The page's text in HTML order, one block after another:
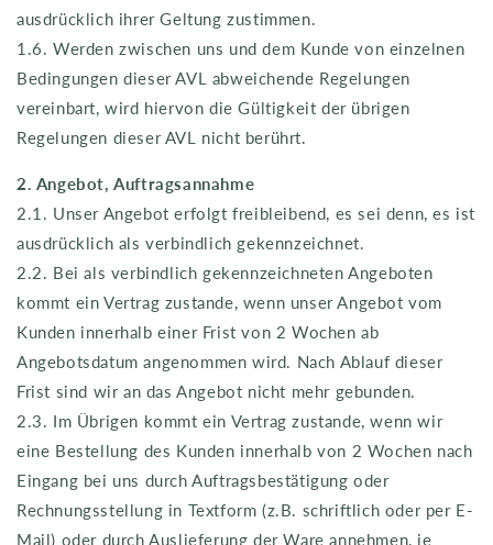
ausdrücklich ihrer Geltung zustimmen.
1.6. Werden zwischen uns und dem Kunde von einzelnen
Bedingungen dieser AVL abweichende Regelungen
vereinbart, wird hiervon die Gültigkeit der übrigen
Regelungen dieser AVL nicht berührt.
2. Angebot, Auftragsannahme
2.1. Unser Angebot erfolgt freibleibend, es sei denn, es ist
ausdrücklich als verbindlich gekennzeichnet.
2.2. Bei als verbindlich gekennzeichneten Angeboten
kommt ein Vertrag zustande, wenn unser Angebot vom
Kunden innerhalb einer Frist von 2 Wochen ab
Angebotsdatum angenommen wird. Nach Ablauf dieser
Frist sind wir an das Angebot nicht mehr gebunden.
2.3. Im Übrigen kommt ein Vertrag zustande, wenn wir
eine Bestellung des Kunden innerhalb von 2 Wochen nach
Eingang bei uns durch Auftragsbestätigung oder
Rechnungsstellung in Textform (z.B. schriftlich oder per E-
Mail) oder durch Auslieferung der Ware annehmen, je